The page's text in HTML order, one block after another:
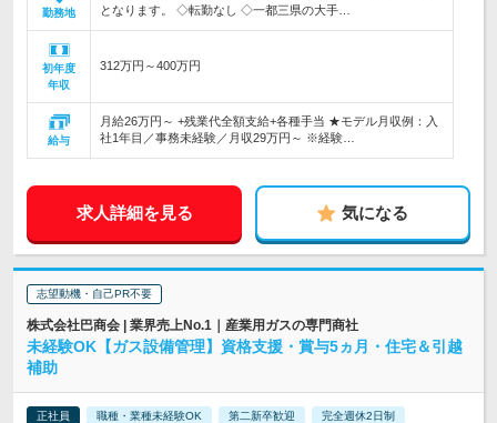
勤務地
となります。 ◇転勤なし ◇一都三県の大手…
初年度
年収
312万円～400万円
給与
月給26万円～ +残業代全額支給+各種手当 ★モデル月収例：入
社1年目／事務未経験／月収29万円～ ※経験…
求人詳細を見る 気になる
志望動機・自己PR不要
株式会社巴商会 | 業界売上No.1｜産業用ガスの専門商社
未経験OK【ガス設備管理】資格支援・賞与5ヵ月・住宅＆引越
補助
正社員 職種・業種未経験OK 第二新卒歓迎 完全週休2日制